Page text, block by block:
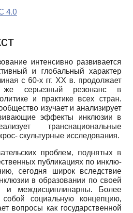
4.0
интенсивно развивается
и глобальный характер
с 60-х гг. ХХ в. продолжает
же серьезный резонанс в
и практике всех стран.
изучает и анализирует
эффекты инклюзии в
транснациональные
скультурные исследования.
проблем, поднятых в
публикациях по инклю­
сегодня широк вследствие
в образовании по своей
и междисциплинарны. Более
собой социальную концепцию,
вопросы как государственной